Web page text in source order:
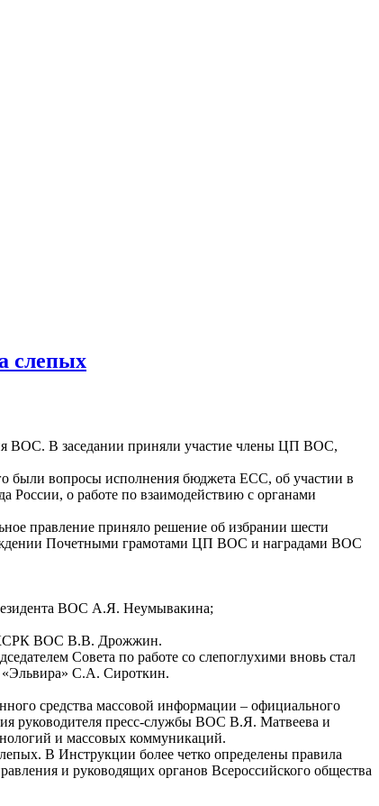
слепых
ВОС. В заседании приняли участие члены ЦП ВОС,
были вопросы исполнения бюджета ЕСС, об участии в
России, о работе по взаимодействию с органами
правление приняло решение об избрании шести
Почетными грамотами ЦП ВОС и наградами ВОС
ВОС А.Я. Неумывакина;
КСРК ВОС В.В. Дрожжин.
Совета по работе со слепоглухими вновь стал
С.А. Сироткин.
средства массовой информации – официального
руководителя пресс-службы ВОС В.Я. Матвеева и
и массовых коммуникаций.
В Инструкции более четко определены правила
и руководящих органов Всероссийского общества